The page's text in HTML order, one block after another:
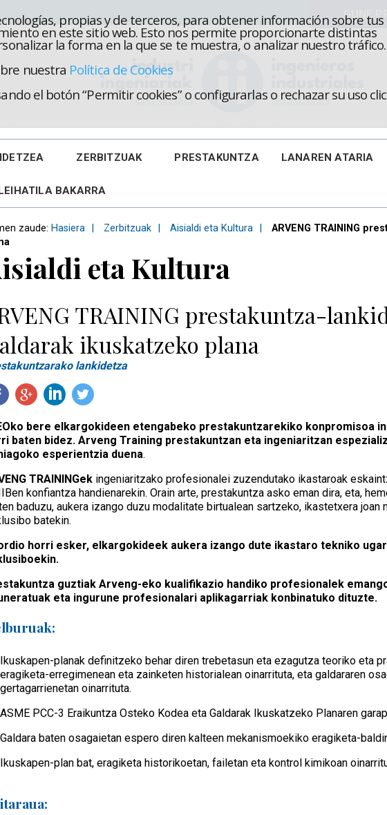
propias y de terceros, para obtener información sobre tus
en este sitio web. Esto nos permite proporcionarte distintas
la forma en la que se te muestra, o analizar nuestro tráfico.
nuestra Política de Cookies
el botón “Permitir cookies” o configurarlas o rechazar su uso
ZERBITZUAK PRESTAKUNTZA LANAREN ATARIA
BAKARRA
zaude: Hasiera Zerbitzuak Aisialdi eta Kultura
ARVENG TRAINING
eta Kultura
TRAINING prestakuntza-
ikuskatzeko plana
lankidetza
bere elkargokideen etengabeko prestakuntzarekiko konpromisoa
baten bidez. Arveng Training prestakuntzan eta ingeniaritzan
esperientzia duena.
TRAININGek ingeniaritzako profesionalei zuzendutako ikastaroak
konfiantza handienarekin. Orain arte, prestakuntza asko eman dira, eta,
baduzu, aukera izango duzu modalitate birtualean sartzeko, ikastetxera
batekin.
horri esker, elkargokideek aukera izango dute ikastaro tekniko
guztiak Arveng-eko kualifikazio handiko profesionalek
eta ingurune profesionalari aplikagarriak konbinatuko dituzte.
Ikuskapen-planak definitzeko behar diren trebetasun eta ezagutza teoriko eta
eragiketa-erregimenean eta zainketen historialean oinarrituta, eta galdararen
gertagarrienetan oinarrituta.
ASME PCC-3 Eraikuntza Osteko Kodea eta Galdarak Ikuskatzeko Planaren
Galdara baten osagaietan espero diren kalteen mekanismoekiko eragiketa-
Ikuskapen-plan bat, eragiketa historikoetan, failetan eta kontrol kimikoan